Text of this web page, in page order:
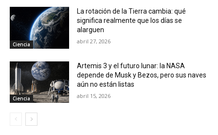
Ciencia
La rotación de la Tierra cambia: qué
significa realmente que los días se
alarguen
abril 27, 2026
Ciencia
Artemis 3 y el futuro lunar: la NASA
depende de Musk y Bezos, pero sus naves
aún no están listas
abril 15, 2026